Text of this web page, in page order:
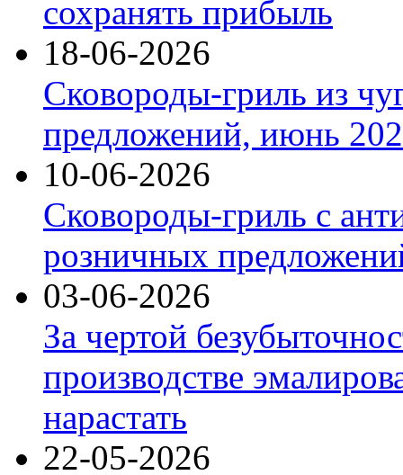
сохранять прибыль
18-06-2026
Сковороды-гриль из
предложений, июнь
10-06-2026
Сковороды-гриль с
розничных
03-06-2026
За чертой
производстве
нарастать
22-05-2026